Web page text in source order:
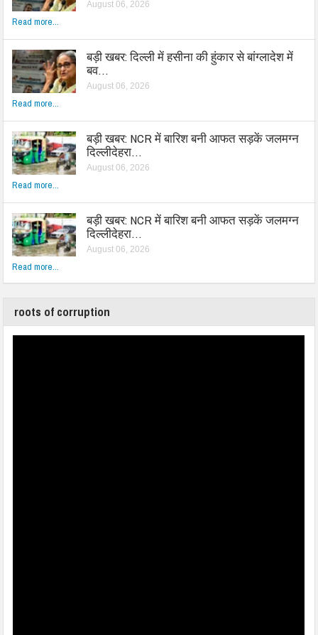
August 06, 2026
Read more...
बड़ी खबर: दिल्ली में हसीना की हुंकार से बांग्लादेश में
बव…
August 06, 2026
Read more...
बड़ी खबर: NCR में बारिश बनी आफत सड़कें जलमग्न
दिल्लीदेहरा…
August 06, 2026
Read more...
बड़ी खबर: NCR में बारिश बनी आफत सड़कें जलमग्न
दिल्लीदेहरा…
August 06, 2026
Read more...
roots of corruption